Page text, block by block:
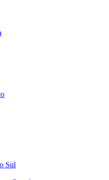
Sul